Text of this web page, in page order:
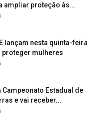
ampliar proteção às...
lançam nesta quinta-feira
mulheres
Campeonato Estadual de
e vai receber...